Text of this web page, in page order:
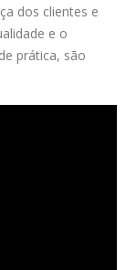
dos clientes e
e o
prática, são